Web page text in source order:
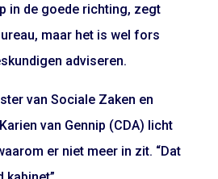
in de goede richting, zegt
maar het is wel fors
adviseren.
van Sociale Zaken en
van Gennip (CDA) licht
er niet meer in zit. “Dat